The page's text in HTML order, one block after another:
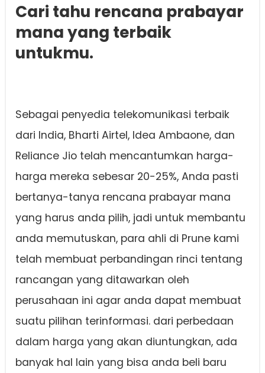
Cari tahu rencana prabayar
mana yang terbaik
untukmu.
Sebagai penyedia telekomunikasi terbaik
dari India, Bharti Airtel, Idea Ambaone, dan
Reliance Jio telah mencantumkan harga-
harga mereka sebesar 20-25%, Anda pasti
bertanya-tanya rencana prabayar mana
yang harus anda pilih, jadi untuk membantu
anda memutuskan, para ahli di Prune kami
telah membuat perbandingan rinci tentang
rancangan yang ditawarkan oleh
perusahaan ini agar anda dapat membuat
suatu pilihan terinformasi. dari perbedaan
dalam harga yang akan diuntungkan, ada
banyak hal lain yang bisa anda beli baru